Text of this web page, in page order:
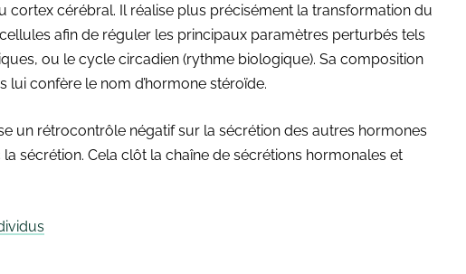
cérébral. Il réalise plus précisément la transformation du
afin de réguler les principaux paramètres perturbés tels
ou le cycle circadien (rythme biologique). Sa composition
confère le nom d’hormone stéroïde.
un rétrocontrôle négatif sur la sécrétion des autres hormones
sécrétion. Cela clôt la chaîne de sécrétions hormonales et